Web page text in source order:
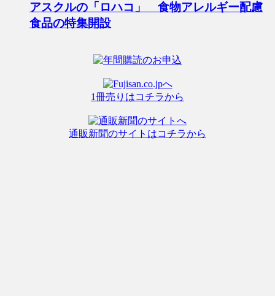
アスクルの「ロハコ」 食物アレルギー配慮
食品の特集開設
1冊売りはコチラから
通販新聞のサイトはコチラから